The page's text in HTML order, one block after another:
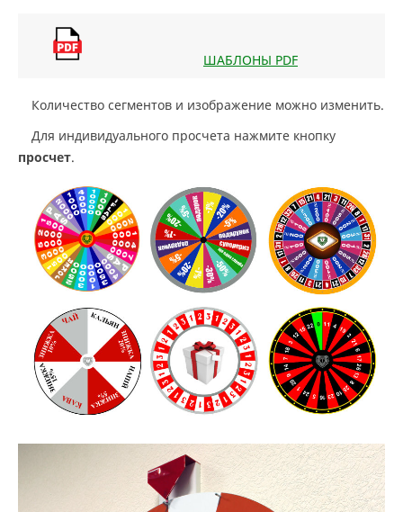
ШАБЛОНЫ PDF
Количество сегментов и изображение можно изменить.
Для индивидуального просчета нажмите кнопку
просчет.